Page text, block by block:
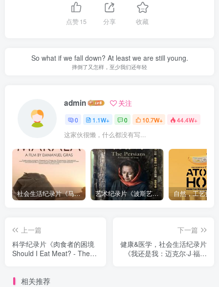
点赞15 分享 收藏
So what if we fall down? At least we are still young.
摔倒了又怎样，至少我们还年轻
admin 关注
0 1.1W+ 0 10.7W+ 44.4W+
这家伙很懒，什么都没有写...
社会生活纪录片《马加拉 Makala》下载 艺术纪录片《波斯艺术 Art of Persia》下载
上一篇
科学纪录片《肉食者的困境
Should I Eat Meat? - The
下一篇
健康&医学，社会生活纪录片
《我还是我：迈克尔·J·福克
相关推荐